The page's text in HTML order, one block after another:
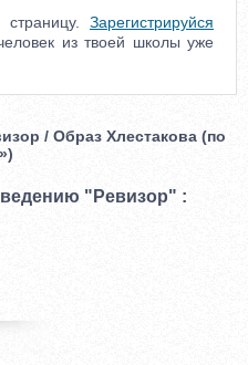
страницу. Зарегистрируйся
из твоей школы уже
/ Образ Хлестакова (по
"Ревизор" :